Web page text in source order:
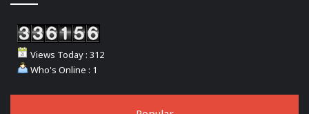
Views Today : 312
Who's Online : 1